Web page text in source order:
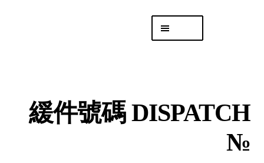
「後勤 LIKE LOGISTICS」
緩件號碼 DISPATCH
№